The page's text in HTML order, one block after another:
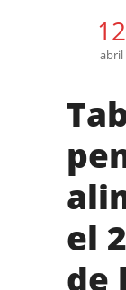
12
abril
el
de